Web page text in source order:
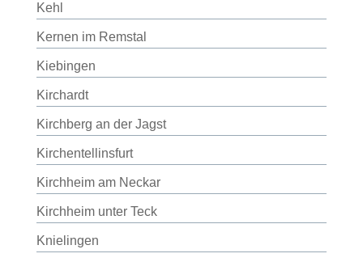
Kehl
Kernen im Remstal
Kiebingen
Kirchardt
Kirchberg an der Jagst
Kirchentellinsfurt
Kirchheim am Neckar
Kirchheim unter Teck
Knielingen